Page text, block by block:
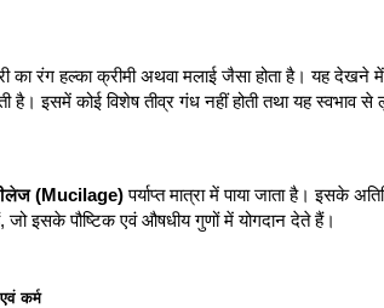
का रंग हल्का क्रीमी अथवा मलाई जैसा होता है। यह देखने में
है। इसमें कोई विशेष तीव्र गंध नहीं होती तथा यह स्वभाव
(Mucilage)पर्याप्त मात्रा में पाया जाता है। इसके
जो इसके पौष्टिक एवं औषधीय गुणों में योगदान देते हैं।
कर्म